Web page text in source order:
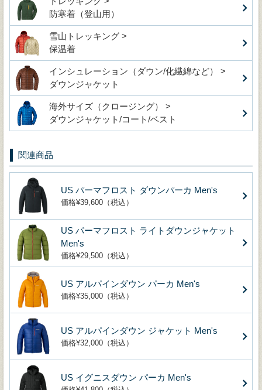
防寒着（登山用）
雪山トレッキング >
保温着
インシュレーション（ダウン/化繊綿など） >
ダウンジャケット
海外サイズ（クロージング） >
ダウンジャケット/コート/ベスト
関連商品
US パーマフロスト ダウンパーカ Men's
価格¥39,600（税込）
US パーマフロスト ライトダウンジャケット
Men's
価格¥29,500（税込）
US アルパインダウン パーカ Men's
価格¥35,000（税込）
US アルパインダウン ジャケット Men's
価格¥32,000（税込）
US イグニスダウン パーカ Men's